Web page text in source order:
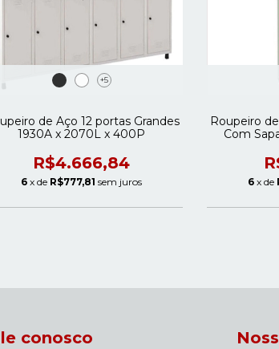
+5
de Aço 12 portas Grandes
1930A x 2070L x 400P
R$4.666,84
6 x de R$777,81 sem juros
Roupeiro
Com
6 x de
conosco